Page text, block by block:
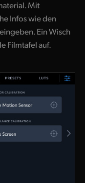
Mit
Infos wie den
Ein Wisch
Filmtafel auf.